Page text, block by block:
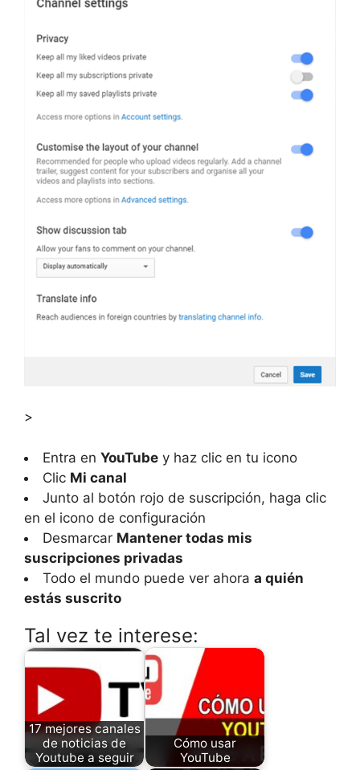
>
Entra en YouTube y haz clic en tu icono
Clic Mi canal
Junto al botón rojo de suscripción, haga clic
en el icono de configuración
Desmarcar Mantener todas mis
suscripciones privadas
Todo el mundo puede ver ahora a quién
estás suscrito
Tal vez te interese:
17 mejores canales
de noticias de
Youtube a seguir
Cómo usar
YouTube